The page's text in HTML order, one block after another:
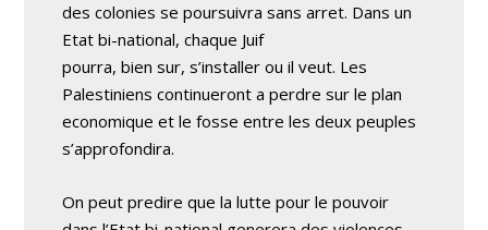
des colonies se poursuivra sans arret. Dans un
Etat bi-national, chaque Juif
pourra, bien sur, s’installer ou il veut. Les
Palestiniens continueront a perdre sur le plan
economique et le fosse entre les deux peuples
s’approfondira.
On peut predire que la lutte pour le pouvoir